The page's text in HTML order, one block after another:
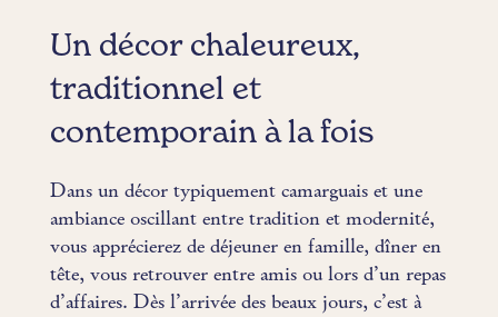
Un décor chaleureux,
traditionnel et
contemporain à la fois
Dans un décor typiquement camarguais et une
ambiance oscillant entre tradition et modernité,
vous apprécierez de déjeuner en famille, dîner en
tête, vous retrouver entre amis ou lors d’un repas
d’affaires. Dès l’arrivée des beaux jours, c’est à